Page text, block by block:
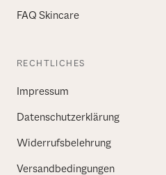
FAQ Skincare
RECHTLICHES
Impressum
Datenschutzerklärung
Widerrufsbelehrung
Versandbedingungen